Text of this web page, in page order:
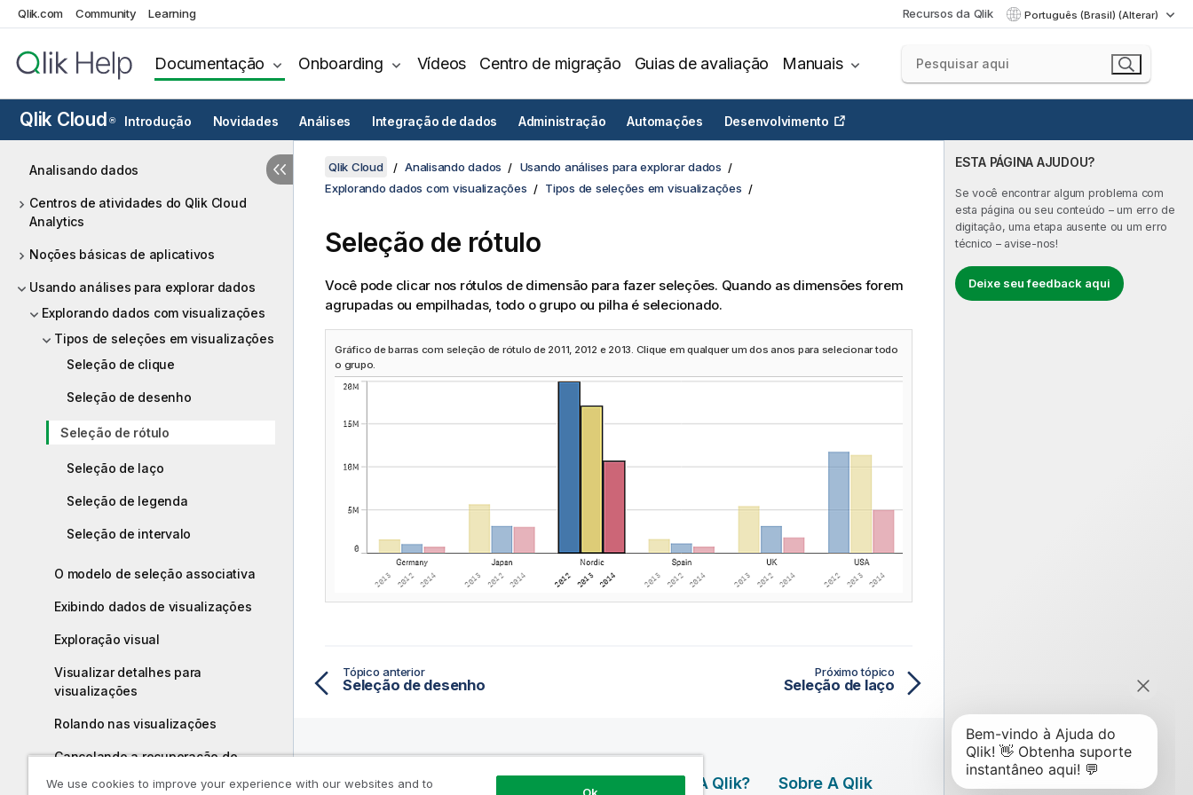
Qlik.com Community Learning Recursos da Qlik Português (Brasil) (Alterar)
Documentação Onboarding Vídeos Centro de migração Guias de avaliação Manuais
Qlik Cloud ® Introdução Novidades Análises Integração de dados Administração Automações Desenvolvimento
Analisando dados
Centros de atividades do Qlik Cloud
Analytics
Noções básicas de aplicativos
Usando análises para explorar dados
Explorando dados com visualizações
Tipos de seleções em visualizações
Seleção de clique
Seleção de desenho
Seleção de rótulo
Seleção de laço
Seleção de legenda
Seleção de intervalo
O modelo de seleção associativa
Exibindo dados de visualizações
Exploração visual
Visualizar detalhes para
visualizações
Rolando nas visualizações
Cancelando a recuperação de
ESTA PÁGINA AJUDOU?
Se você encontrar algum problema com
esta página ou seu conteúdo – um erro de
digitação, uma etapa ausente ou um erro
técnico – avise-nos!
Deixe seu feedback aqui
Qlik Cloud Analisando dados
Usando análises para explorar dados
Explorando dados com visualizações
Tipos de seleções em visualizações
Seleção de rótulo
Você pode clicar nos rótulos de dimensão para fazer seleções. Quando as dimensões forem
agrupadas ou empilhadas, todo o grupo ou pilha é selecionado.
Gráfico de barras com seleção de rótulo de 2011, 2012 e 2013. Clique em qualquer um dos anos para selecionar todo
o grupo.
Tópico anterior
Seleção de desenho
Próximo tópico
Seleção de laço
Recursos De
Produtos Por Que A Qlik? Sobre A Qlik
We use cookies to improve your experience with our websites and to